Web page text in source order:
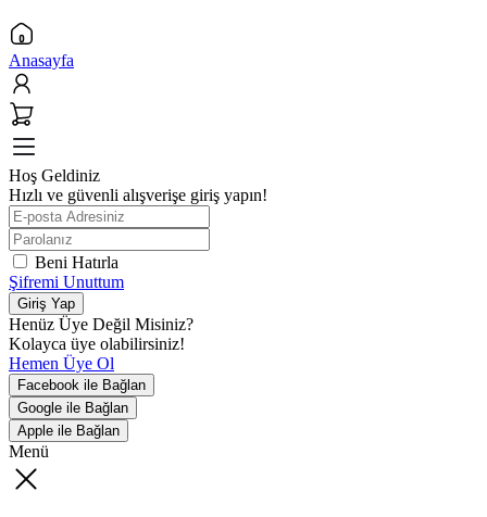
Anasayfa
Hoş Geldiniz
Hızlı ve güvenli alışverişe giriş yapın!
Beni Hatırla
Şifremi Unuttum
Giriş Yap
Henüz Üye Değil Misiniz?
Kolayca üye olabilirsiniz!
Hemen Üye Ol
Facebook ile Bağlan
Google ile Bağlan
Apple ile Bağlan
Menü